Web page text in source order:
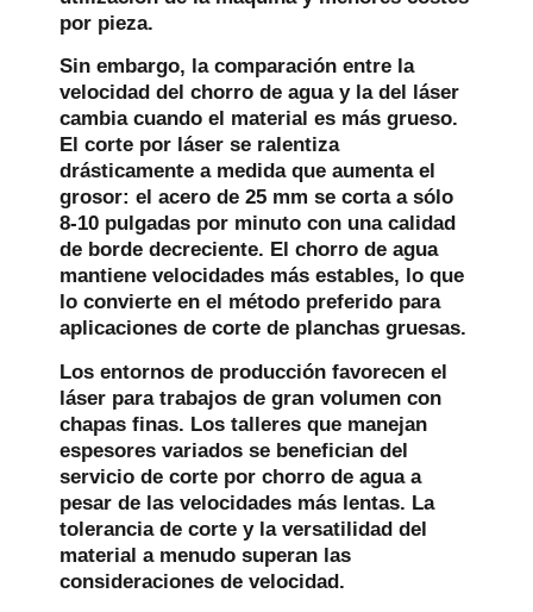
por pieza.
Sin embargo, la comparación entre la
velocidad del chorro de agua y la del láser
cambia cuando el material es más grueso.
El corte por láser se ralentiza
drásticamente a medida que aumenta el
grosor: el acero de 25 mm se corta a sólo
8-10 pulgadas por minuto con una calidad
de borde decreciente. El chorro de agua
mantiene velocidades más estables, lo que
lo convierte en el método preferido para
aplicaciones de corte de planchas gruesas.
Los entornos de producción favorecen el
láser para trabajos de gran volumen con
chapas finas. Los talleres que manejan
espesores variados se benefician del
servicio de corte por chorro de agua a
pesar de las velocidades más lentas. La
tolerancia de corte y la versatilidad del
material a menudo superan las
consideraciones de velocidad.